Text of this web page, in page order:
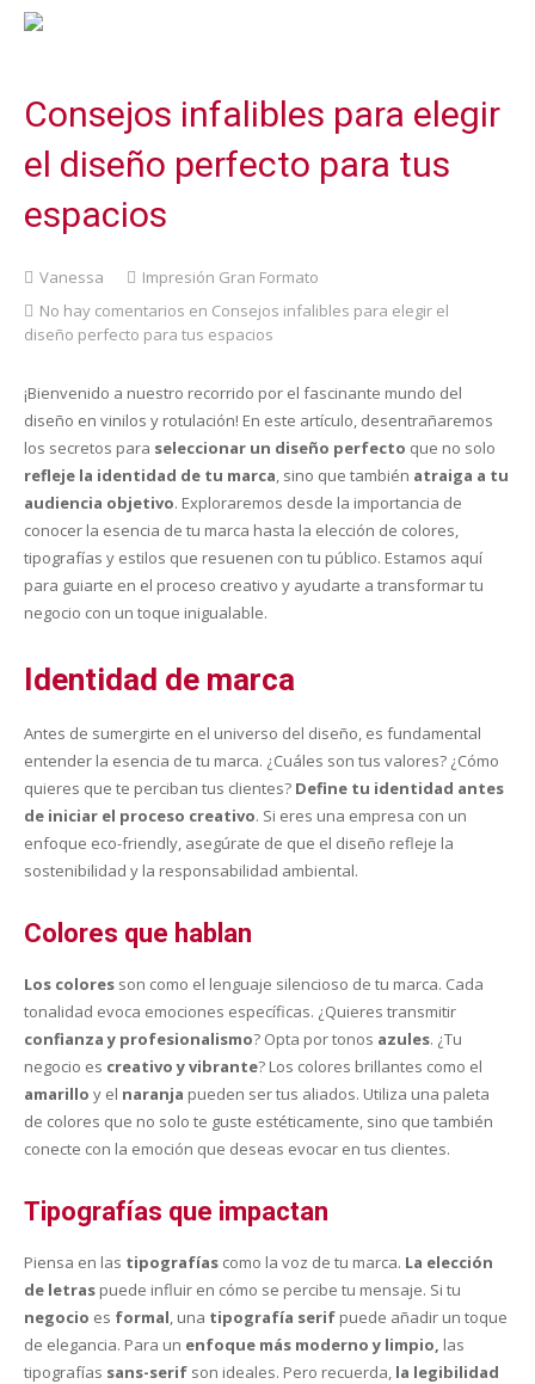
Consejos infalibles para elegir
el diseño perfecto para tus
espacios
Vanessa
Impresión Gran Formato
No hay comentarios en Consejos infalibles para elegir el
diseño perfecto para tus espacios
¡Bienvenido a nuestro recorrido por el fascinante mundo del
diseño en vinilos y rotulación! En este artículo, desentrañaremos
los secretos para seleccionar un diseño perfecto que no solo
refleje la identidad de tu marca, sino que también atraiga a tu
audiencia objetivo. Exploraremos desde la importancia de
conocer la esencia de tu marca hasta la elección de colores,
tipografías y estilos que resuenen con tu público. Estamos aquí
para guiarte en el proceso creativo y ayudarte a transformar tu
negocio con un toque inigualable.
Identidad de marca
Antes de sumergirte en el universo del diseño, es fundamental
entender la esencia de tu marca. ¿Cuáles son tus valores? ¿Cómo
quieres que te perciban tus clientes? Define tu identidad antes
de iniciar el proceso creativo. Si eres una empresa con un
enfoque eco-friendly, asegúrate de que el diseño refleje la
sostenibilidad y la responsabilidad ambiental.
Colores que hablan
Los colores son como el lenguaje silencioso de tu marca. Cada
tonalidad evoca emociones específicas. ¿Quieres transmitir
confianza y profesionalismo? Opta por tonos azules. ¿Tu
negocio es creativo y vibrante? Los colores brillantes como el
amarillo y el naranja pueden ser tus aliados. Utiliza una paleta
de colores que no solo te guste estéticamente, sino que también
conecte con la emoción que deseas evocar en tus clientes.
Tipografías que impactan
Piensa en las tipografías como la voz de tu marca. La elección
de letras puede influir en cómo se percibe tu mensaje. Si tu
negocio es formal, una tipografía serif puede añadir un toque
de elegancia. Para un enfoque más moderno y limpio, las
tipografías sans-serif son ideales. Pero recuerda, la legibilidad